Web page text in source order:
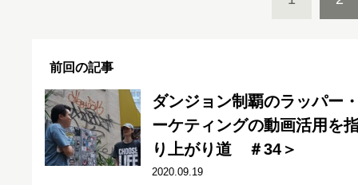
前回の記事
ダンジョン制覇のラッパ
ーケティングの動画活用を
り上がり道 ＃34＞
2020.09.19